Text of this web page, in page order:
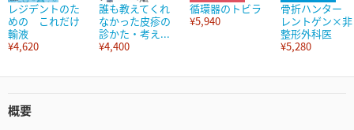
レジデントのた
めの これだけ
輸液
¥4,620
誰も教えてくれ
なかった皮疹の
診かた・考え...
¥4,400
循環器のトビラ
¥5,940
骨折ハンター
レントゲン×非
整形外科医
¥5,280
概要